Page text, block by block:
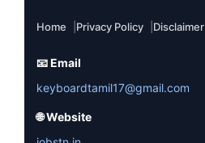
Home Privacy Policy Disclaimer
📧 Email
keyboardtamil17@gmail.com
🌐 Website